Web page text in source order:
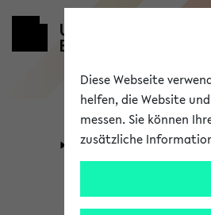
Universität
Diese Webseite
helfen, die Website
messen. Sie können
zusätzliche